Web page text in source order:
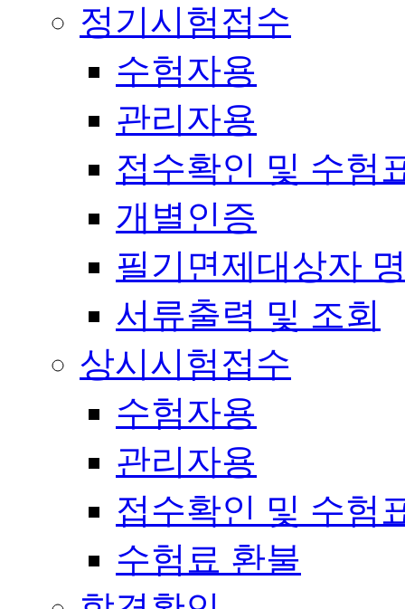
정기시험접수
수험자용
관리자용
접수확인 및 수험
개별인증
필기면제대상자
서류출력 및 조회
상시시험접수
수험자용
관리자용
접수확인 및 수험
수험료 환불